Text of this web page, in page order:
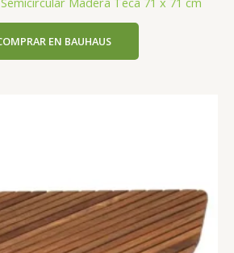
EN BAUHAUS